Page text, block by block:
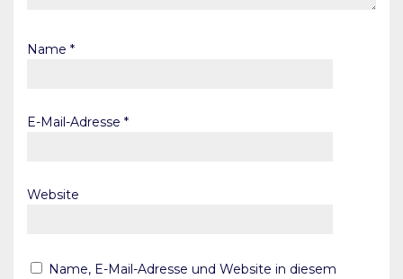
Name *
E-Mail-Adresse *
Website
Name, E-Mail-Adresse und Website in diesem